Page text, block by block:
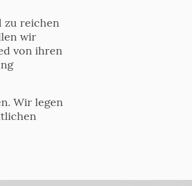
zu reichen
wir
von ihren
Wir legen